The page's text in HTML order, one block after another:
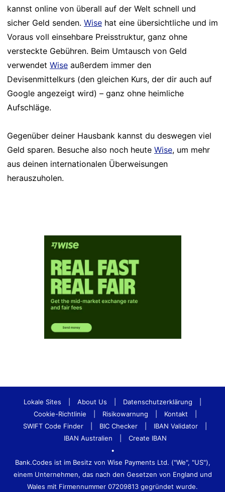
kannst online von überall auf der Welt schnell und
sicher Geld senden. Wise hat eine übersichtliche und im
Voraus voll einsehbare Preisstruktur, ganz ohne
versteckte Gebühren. Beim Umtausch von Geld
verwendet Wise außerdem immer den
Devisenmittelkurs (den gleichen Kurs, der dir auch auf
Google angezeigt wird) – ganz ohne heimliche
Aufschläge.
Gegenüber deiner Hausbank kannst du deswegen viel
Geld sparen. Besuche also noch heute Wise, um mehr
aus deinen internationalen Überweisungen
herauszuholen.
Lokale Sites About Us Datenschutzerklärung
Cookie-Richtlinie
Risikowarnung Kontakt
SWIFT Code Finder
BIC Checker IBAN Validator
IBAN Australien
Create IBAN
•
Bank.Codes ist im Besitz von Wise Payments Ltd. ("We", "US"),
einem Unternehmen, das nach den Gesetzen von England und
Wales mit Firmennummer 07209813 gegründet wurde.